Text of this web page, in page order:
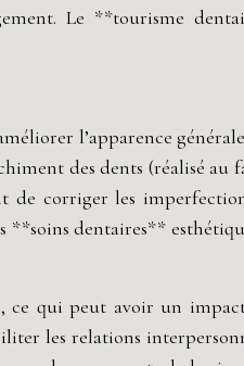
Le **tourisme
l’apparence
des dents (réalisé
corriger les
dentaires**
ce qui peut avoir un
les relations